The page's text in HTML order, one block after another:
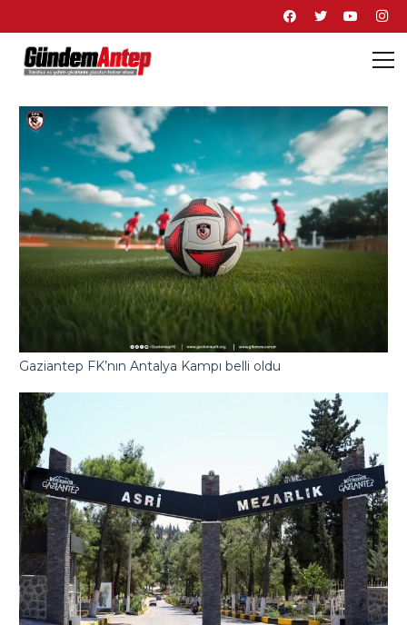
Gaziantep FK’nın Antalya Kampı belli oldu